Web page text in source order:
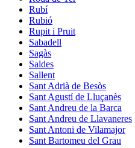
Rubí
Rubió
Rupit i Pruit
Sabadell
Sagàs
Saldes
Sallent
Sant Adrià de Besòs
Sant Agustí de Lluçanès
Sant Andreu de la Barca
Sant Andreu de Llavaneres
Sant Antoni de Vilamajor
Sant Bartomeu del Grau